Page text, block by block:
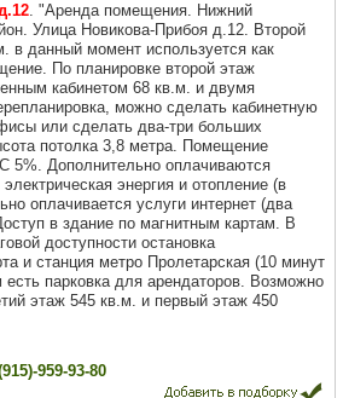
. "Аренда помещения. Нижний
Улица Новикова-Прибоя д.12. Второй
данный момент используется как
По планировке второй этаж
кабинетом 68 кв.м. и двумя
можно сделать кабинетную
или сделать два-три больших
потолка 3,8 метра. Помещение
Дополнительно оплачиваются
энергия и отопление (в
оплачивается услуги интернет (два
в здание по магнитным картам. В
доступности остановка
и станция метро Пролетарская (10 минут
парковка для арендаторов. Возможно
этаж 545 кв.м. и первый этаж 450
959-93-80